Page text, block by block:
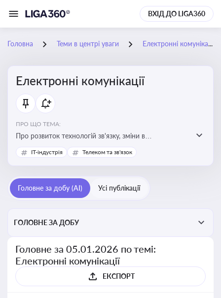
ВХІД ДО LIGA360
Головна Теми в центрі уваги Електронні комунікації
Електронні комунікації
ПРО ЩО ТЕМА:
Про розвиток технологій зв'язку, зміни в
законодавстві, регулювання ринку телекомунікацій,
інновації в сфері мобільних та інтернет-послуг
IT-індустрія Телеком та зв'язок
Головне за добу (AI) Усі публікації
ГОЛОВНЕ ЗА ДОБУ
Головне за 05.01.2026 по темі:
Електронні комунікації
ЕКСПОРТ